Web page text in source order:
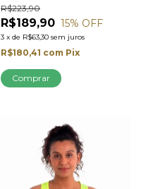
R$189,90
R$223,90
15% OFF
3 x de R$63,30 sem juros
R$180,41 com Pix
Comprar